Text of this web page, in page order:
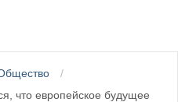
что европейское будущее